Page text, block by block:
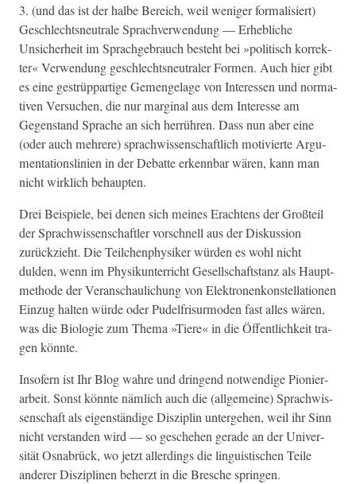
3. (und das ist der halbe Bere­ich, weil weniger for­mal­isiert)
Geschlecht­sneu­trale Sprachver­wen­dung — Erhe­bliche
Unsicher­heit im Sprachge­brauch beste­ht bei »poli­tisch kor­rek­
ter« Ver­wen­dung geschlecht­sneu­traler For­men. Auch hier gibt
es eine gestrüp­par­tige Gemen­ge­lage von Inter­essen und nor­ma­
tiv­en Ver­suchen, die nur mar­gin­al aus dem Inter­esse am
Gegen­stand Sprache an sich her­rühren. Dass nun aber eine
(oder auch mehrere) sprach­wis­senschaftlich motivierte Argu­
men­ta­tion­slin­ien in der Debat­te erkennbar wären, kann man
nicht wirk­lich behaupten.
Drei Beispiele, bei denen sich meines Eracht­ens der Großteil
der Sprach­wis­senschaftler vorschnell aus der Diskus­sion
zurückzieht. Die Teilchen­physik­er wür­den es wohl nicht
dulden, wenn im Physikun­ter­richt Gesellschaft­stanz als Haupt­
meth­ode der Ver­an­schaulichung von Elek­tro­nenkon­stel­la­tio­nen
Einzug hal­ten würde oder Pudel­frisur­mod­en fast alles wären,
was die Biolo­gie zum The­ma »Tiere« in die Öffentlichkeit tra­
gen könnte.
Insofern ist Ihr Blog wahre und drin­gend notwendi­ge Pio­nier­
ar­beit. Son­st kön­nte näm­lich auch die (all­ge­meine) Sprach­wis­
senschaft als eigen­ständi­ge Diszi­plin unterge­hen, weil ihr Sinn
nicht ver­standen wird — so geschehen ger­ade an der Uni­ver­
sität Osnabrück, wo jet­zt allerd­ings die lin­guis­tis­chen Teile
ander­er Diszi­plinen beherzt in die Bresche springen.